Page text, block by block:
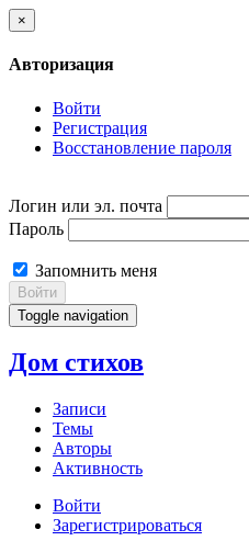
×
Авторизация
Войти
Регистрация
Восстановление пароля
Логин или эл. почта
Пароль
Запомнить меня
Войти
Toggle navigation
Дом стихов
Записи
Темы
Авторы
Активность
Войти
Зарегистрироваться